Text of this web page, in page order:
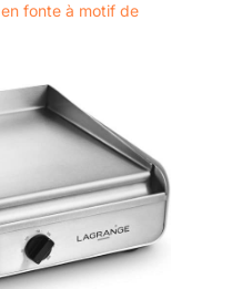
fonte à motif de